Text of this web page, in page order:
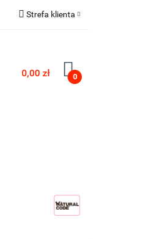
Strefa klienta
Zarejestruj się
Dodaj zgłoszenie
0,00 zł 0